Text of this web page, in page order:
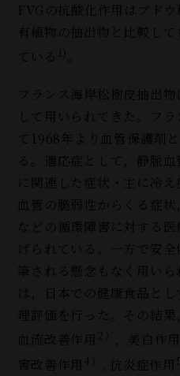
FVGの抗酸化作用はブド
有植物の抽出物と比較し
ている 1)
フランス海岸松樹皮抽出
して用いられてきた。フ
て1968年より血管保護剤
る。適応症として，静脈
に関連した症状・主に冷
血管の脆弱性からくる症
などの循環障害に対する
げられている。一方で安
筆される懸念もなく用い
は，日本での健康食品と
理評価を行った。その結
血流改善作用 2） ，美白作用
害改善作用 4） , 抗炎症作用